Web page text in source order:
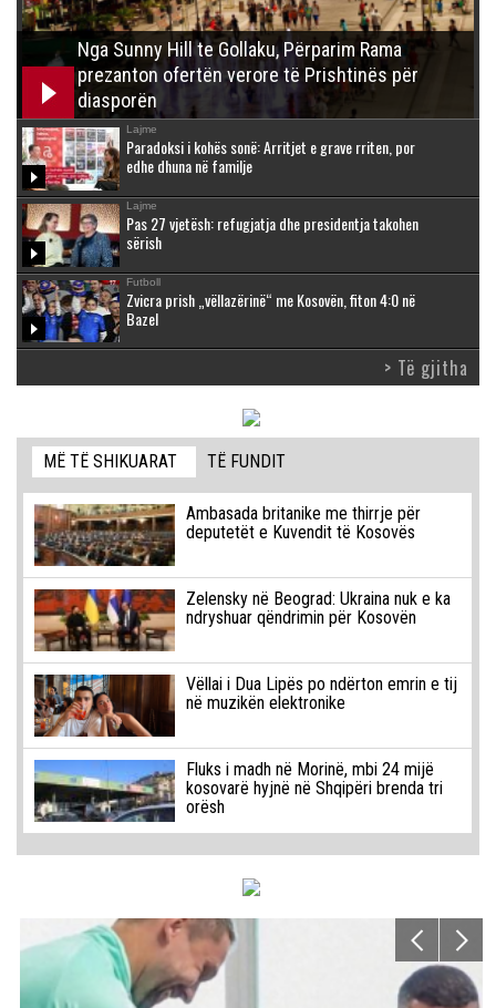
Nga Sunny Hill te Gollaku, Përparim Rama
prezanton ofertën verore të Prishtinës për
diasporën
Lajme
Paradoksi i kohës sonë: Arritjet e grave rriten, por
edhe dhuna në familje
Lajme
Pas 27 vjetësh: refugjatja dhe presidentja takohen
sërish
Futboll
Zvicra prish „vëllazërinë“ me Kosovën, fiton 4:0 në
Bazel
> Të gjitha
MË TË SHIKUARAT TË FUNDIT
Ambasada britanike me thirrje për
deputetët e Kuvendit të Kosovës
Zelensky në Beograd: Ukraina nuk e ka
ndryshuar qëndrimin për Kosovën
Vëllai i Dua Lipës po ndërton emrin e tij
në muzikën elektronike
Fluks i madh në Morinë, mbi 24 mijë
kosovarë hyjnë në Shqipëri brenda tri
orësh